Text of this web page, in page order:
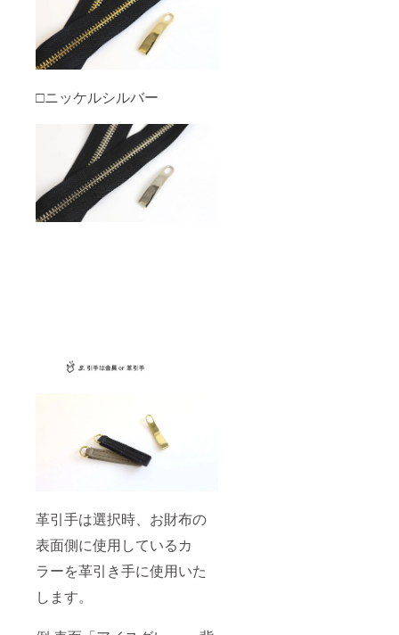
□ニッケルシルバー
革引手は選択時、お財布の
表面側に使用しているカ
ラーを革引き手に使用いた
します。